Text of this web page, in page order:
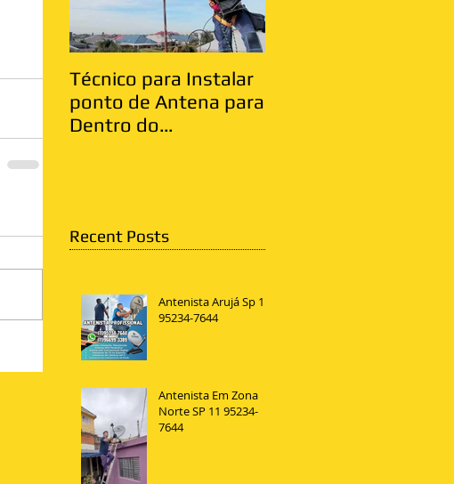
Técnico para Instalar
ponto de Antena para
Dentro do
Recent Posts
Antenista Arujá Sp 11
95234-7644
Antenista Em Zona
Norte SP 11 95234-
7644